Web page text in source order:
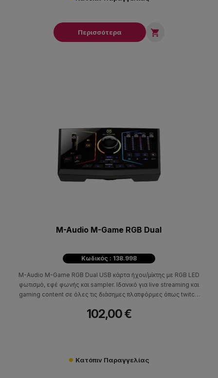
Περισσότερα 
M-Audio M-Game RGB Dual
Κωδικός : 138.998
M-Audio M-Game RGB Dual USB κάρτα ήχου/μίκτης με RGB LED
φωτισμό, εφέ φωνής και sampler. Ιδανικό για live streaming και
gaming content σε όλες τις διάσημες πλατφόρμες όπως twitch,
102,00 €
Κατόπιν Παραγγελίας